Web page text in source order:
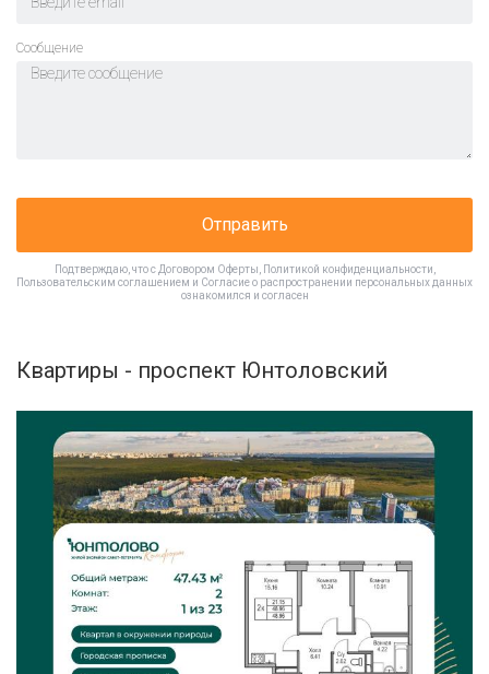
Cообщение
Отправить
Подтверждаю, что с Договором Оферты Политикой конфиденциальности
Пользовательским соглашением и Согласие о распространении персональных данных
ознакомился и согласен
Квартиры - проспект Юнтоловский